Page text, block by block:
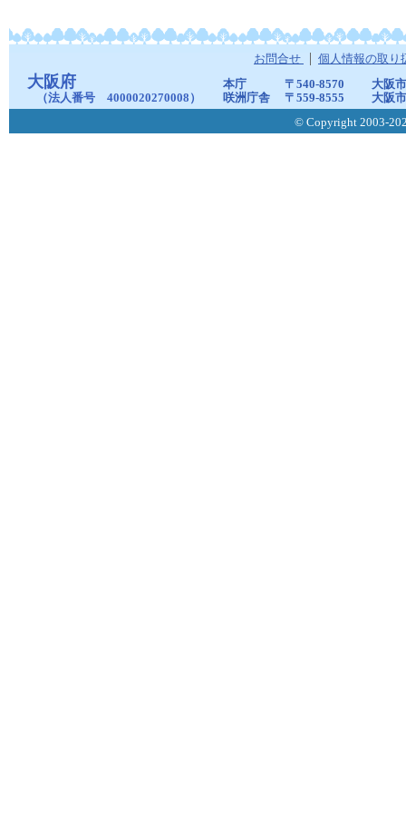
お問合せ 個人情報の取り
大阪府
（法人番号 4000020270008）
本庁 〒540-8570
大阪
咲洲庁舎
〒559-8555
大阪
© Copyright 2003-